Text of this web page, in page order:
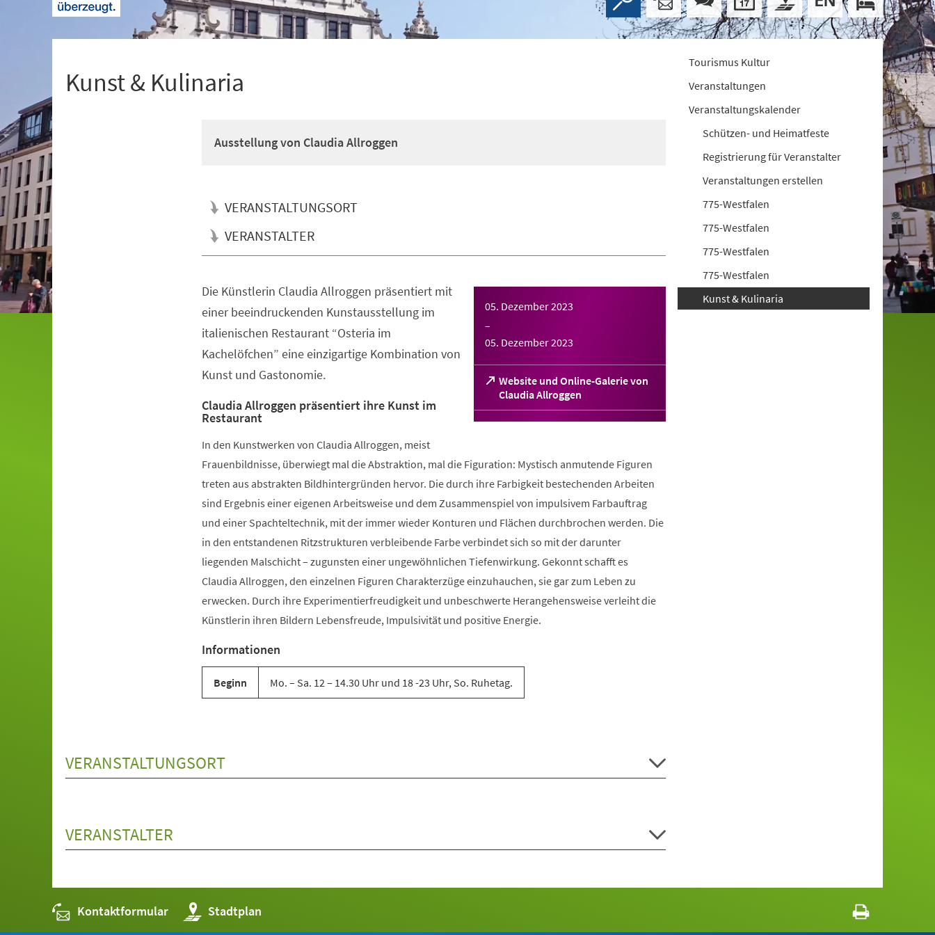
Kunst & Kulinaria
Ausstellung von Claudia Allroggen
VERANSTALTUNGSORT
VERANSTALTER
05. Dezember 2023
–
05. Dezember 2023
Website und Online-Galerie von
Claudia Allroggen
(Öffnet
in
einem
Die Künstlerin Claudia Allroggen präsentiert mit
einer beeindruckenden Kunstausstellung im
italienischen Restaurant “Osteria im
Kachelöfchen” eine einzigartige Kombination von
Kunst und Gastonomie.
Claudia Allroggen präsentiert ihre Kunst im
Restaurant
In den Kunstwerken von Claudia Allroggen, meist
Frauenbildnisse, überwiegt mal die Abstraktion, mal die Figuration: Mystisch anmutende Figuren
treten aus abstrakten Bildhintergründen hervor. Die durch ihre Farbigkeit bestechenden Arbeiten
sind Ergebnis einer eigenen Arbeitsweise und dem Zusammenspiel von impulsivem Farbauftrag
und einer Spachteltechnik, mit der immer wieder Konturen und Flächen durchbrochen werden. Die
in den entstandenen Ritzstrukturen verbleibende Farbe verbindet sich so mit der darunter
liegenden Malschicht – zugunsten einer ungewöhnlichen Tiefenwirkung. Gekonnt schafft es
Claudia Allroggen, den einzelnen Figuren Charakterzüge einzuhauchen, sie gar zum Leben zu
erwecken. Durch ihre Experimentierfreudigkeit und unbeschwerte Herangehensweise verleiht die
Künstlerin ihren Bildern Lebensfreude, Impulsivität und positive Energie.
Informationen
Beginn Mo. – Sa. 12 – 14.30 Uhr und 18 -23 Uhr, So. Ruhetag.
VERANSTALTUNGSORT
VERANSTALTER
Tourismus Kultur
Veranstaltungen
Veranstaltungskalender
Schützen- und Heimatfeste
Registrierung für Veranstalter
Veranstaltungen erstellen
775-Westfalen
775-Westfalen
775-Westfalen
775-Westfalen
Kunst & Kulinaria
Kontaktformular Stadtplan
(Öffnet
in